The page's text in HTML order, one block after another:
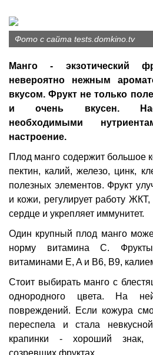
Фото с сайта tests.domkino.tv
Манго - экзотический
невероятно нежным
вкусом. Фрукт не только
и очень вкусен.
необходимыми
настроение.
Плод манго содержит большое
пектин, калий, железо, цинк,
полезных элементов. Фрукт
и кожи, регулирует работу ЖКТ,
сердце и укреп­ляет иммунитет.
Один крупный плод манго
норму витамина C. Фрукты
витаминами E, A и B6, B9,
Стоит выбирать манго с
однородного цвета. На
повреждений. Если кожура
переспела и стала
крапинки - хороший знак,
созревших фруктах.